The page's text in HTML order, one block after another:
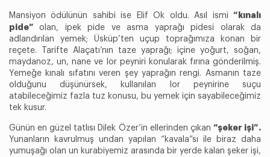
Mansiyon ödülünün sahibi ise Elif Ok oldu. Asıl ismi “kınalı
pide”olan, ipek pide ve asma yaprağı pidesi olarak da
adlandırılan yemek; Üsküp’ten uçup toprağımıza konan bir
reçete. Tarifte Alaçatı’nın taze yaprağı; içine yoğurt, soğan,
maydanoz, un, nane ve lor peyniri konularak fırına gönderilmiş.
Yemeğe kınalı sıfatını veren şey yaprağın rengi. Asmanın taze
olduğunu düşünürsek, kullanılan lor peynirine suçu
atabileceğimiz fazla tuz konusu, bu yemek için sayabileceğimiz
tek kusur.
Günün en güzel tatlısı Dilek Özer’in ellerinden çıkan “şeker işi”.
Yunanların kavrulmuş undan yapılan “kavala”sı ile biraz daha
yumuşağı olan un kurabiyemiz arasında bir yerde kalan şeker işi,